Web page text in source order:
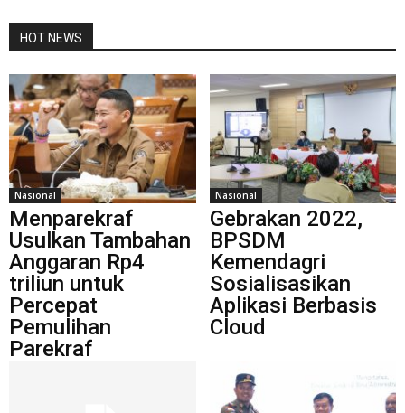
HOT NEWS
Nasional
Menparekraf
Usulkan Tambahan
Anggaran Rp4
triliun untuk
Percepat
Pemulihan
Parekraf
Nasional
Gebrakan 2022,
BPSDM
Kemendagri
Sosialisasikan
Aplikasi Berbasis
Cloud